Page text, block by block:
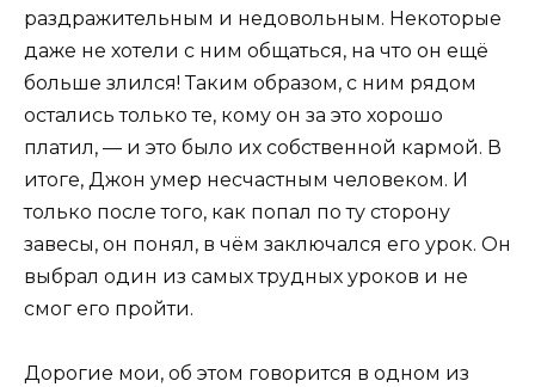
раздражительным и недовольным. Некоторые
даже не хотели с ним общаться, на что он ещё
больше злился! Таким образом, с ним рядом
остались только те, кому он за это хорошо
платил, — и это было их собственной кармой. В
итоге, Джон умер несчастным человеком. И
только после того, как попал по ту сторону
завесы, он понял, в чём заключался его урок. Он
выбрал один из самых трудных уроков и не
смог его пройти.
Дорогие мои, об этом говорится в одном из